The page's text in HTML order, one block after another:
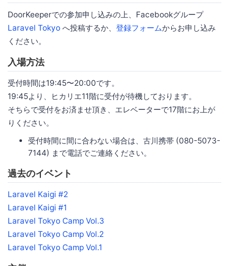
DoorKeeperでの参加申し込みの上、Facebookグループ
Laravel Tokyo へ投稿するか、 登録フォームからお申し込み
ください。
入場方法
受付時間は19:45〜20:00です。
19:45より、ヒカリエ11階に受付が待機しております。
そちらで受付をお済ませ頂き、エレベーターで17階にお上が
りください。
受付時間に間に合わない場合は、古川携帯 (080-5073-
7144) まで電話でご連絡ください。
過去のイベント
Laravel Kaigi #2
Laravel Kaigi #1
Laravel Tokyo Camp Vol.3
Laravel Tokyo Camp Vol.2
Laravel Tokyo Camp Vol.1